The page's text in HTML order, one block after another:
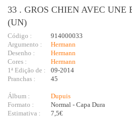
33 . GROS CHIEN AVEC UNE
(UN)
Código :
914000033
Argumento :
Hermann
Desenho :
Hermann
Cores :
Hermann
1ª Edição de :
09-2014
Pranchas :
45
Álbum :
Dupuis
Formato :
Normal - Capa Dura
Estimativa :
7,5€